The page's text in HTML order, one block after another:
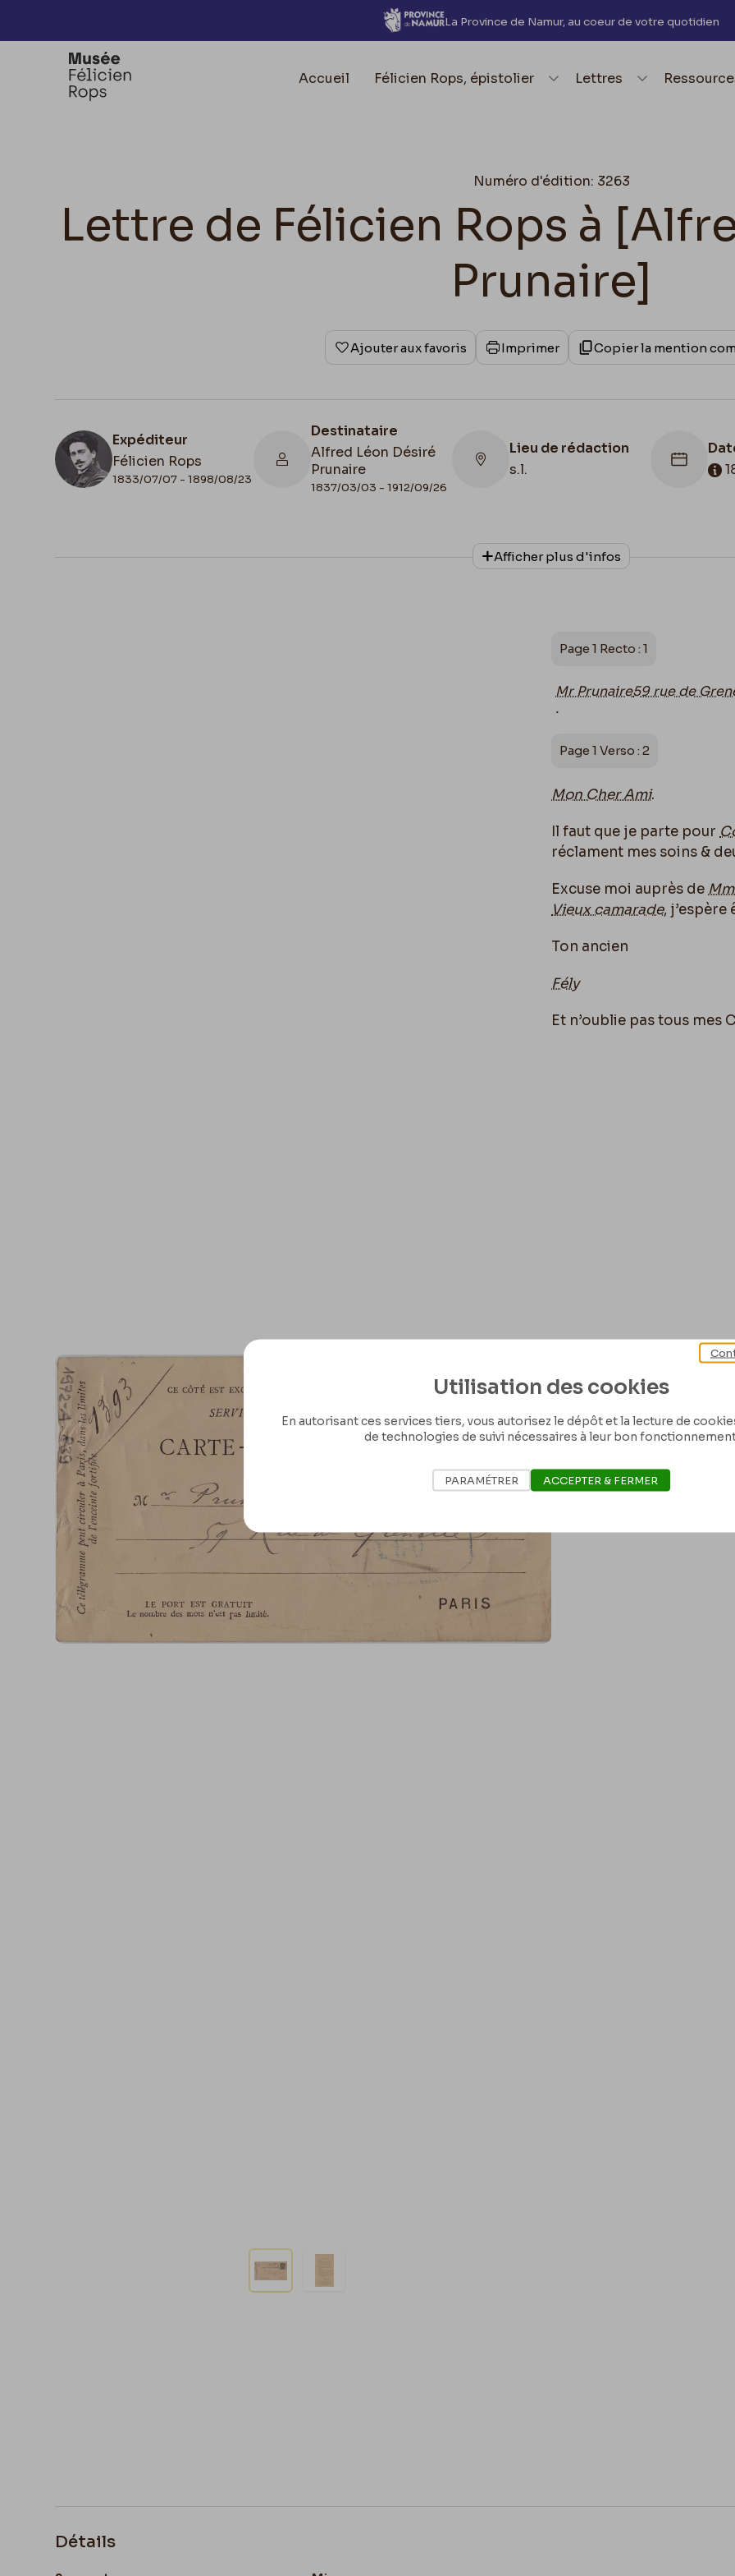
La Province de Namur, au coeur de votre quotidien
Accueil element.menu.open_menu
Félicien Rops, épistolier Lettres
Numéro d'édition: 3263
Lettre de Félicien Rops à
Prunaire]
Ajouter aux favoris Imprimer Copier la mention
Expéditeur
Félicien Rops
1833/07/07 - 1898/08/23
Destinataire
Alfred Léon Désiré
Prunaire
1837/03/03 - 1912/09/26
Lieu de rédaction
s.l.
N° d'inventaire
Collationnage
Date de fin
Afficher plus d'infos
Page 1 Recto : 1
Mr Prunaire59 rue de
.
Page 1 Verso : 2
Mon Cher Ami.
Il faut que je parte pour
réclament mes soins &
Excuse moi auprès de
Vieux camarade, j’espère
Ton ancien
Fély
Et n’oublie pas tous mes
Détails
Utilisation des cookies
En autorisant ces services tiers, vous autorisez le dépôt et la lecture de
de technologies de suivi nécessaires à leur bon
PARAMÉTRER ACCEPTER & FERMER